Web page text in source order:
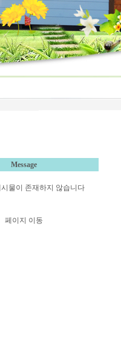
Message
물이 존재하지 않습니다
페이지 이동